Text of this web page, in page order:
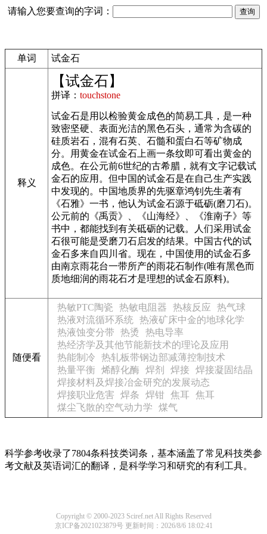
请输入您要查询的字词：
单词 试金石
释义
【试金石】
拼译： touchstone
试金石是用以检验黄金成色的简易工具，是一种
致密坚硬、表面光洁的黑色石头，通常为含碳的
硅质岩石，混有石英、石髓和蛋白石等矿物成
分。用黄金在试金石上画一条纹即可看出黄金的
成色。在公元前6世纪的古希腊，就有文字记载试
金石的应用。但中国的试金石是在自己生产实践
中发现的。中国地质界的先驱章鸿钊先生著有
《石雅》一书，他认为试金石源于砥砺(磨刀石)。
公元前的《禹贡》、《山海经》、《淮南子》等
书中，都能找到有关砥砺的记载。人们采用试金
石很可能是受磨刀石启发的结果。中国古代的试
金石多来自四川省。现在，中国使用的试金石多
由南京雨花台一带所产的雨花石制作(唯有黑色而
质地细润的雨花石才是理想的试金石原料)。
随便看
热敏PTC陶瓷 热敏电阻器 热核反应
热气球
热液对流循环系统
热液矿床中金的地球化学
热液蚀变分带
热烫
热电导率
热经济学及其他节能新技术的理论及应用
热能制冷
热轧板带钢边部减薄控制技术
热量平衡
烯醇化酶 焊剂 焊接 焊接凝固结晶
焊接材料及焊接冶金研究的发展动态
焊接职业危害
焊条 焊钳 焦耳
焦耳
煤尘飞散的空气动力学
煤气
科学参考收录了7804条科技类词条，基本涵盖了常见科技类参
考文献及英语词汇的翻译，是科学学习和研究的有利工具。
Copyright © 2000-2023 Sciref.net All Rights Reserved
京ICP备2021023879号更新时间：2026/8/6 18:02:41